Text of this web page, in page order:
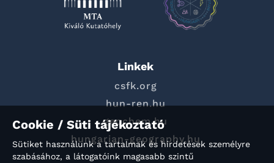
Linkek
csfk.org
hun-ren.hu
geochem.hu
hungarian-geography.hu
Cookie / Süti tájékoztató
Sütiket használunk a tartalmak és hirdetések személyre
szabásához, a látogatóink magasabb szintű